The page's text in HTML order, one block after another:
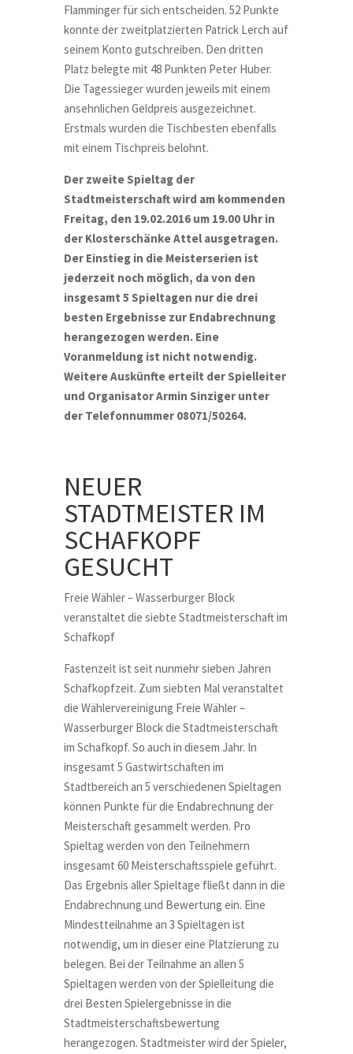
Flamminger für sich entscheiden. 52 Punkte
konnte der zweitplatzierten Patrick Lerch auf
seinem Konto gutschreiben. Den dritten
Platz belegte mit 48 Punkten Peter Huber.
Die Tagessieger wurden jeweils mit einem
ansehnlichen Geldpreis ausgezeichnet.
Erstmals wurden die Tischbesten ebenfalls
mit einem Tischpreis belohnt.
Der zweite Spieltag der
Stadtmeisterschaft wird am kommenden
Freitag, den 19.02.2016 um 19.00 Uhr in
der Klosterschänke Attel ausgetragen.
Der Einstieg in die Meisterserien ist
jederzeit noch möglich, da von den
insgesamt 5 Spieltagen nur die drei
besten Ergebnisse zur Endabrechnung
herangezogen werden. Eine
Voranmeldung ist nicht notwendig.
Weitere Auskünfte erteilt der Spielleiter
und Organisator Armin Sinziger unter
der Telefonnummer 08071/50264.
NEUER
STADTMEISTER IM
SCHAFKOPF
GESUCHT
Freie Wähler – Wasserburger Block
veranstaltet die siebte Stadtmeisterschaft im
Schafkopf
Fastenzeit ist seit nunmehr sieben Jahren
Schafkopfzeit. Zum siebten Mal veranstaltet
die Wählervereinigung Freie Wähler –
Wasserburger Block die Stadtmeisterschaft
im Schafkopf. So auch in diesem Jahr. In
insgesamt 5 Gastwirtschaften im
Stadtbereich an 5 verschiedenen Spieltagen
können Punkte für die Endabrechnung der
Meisterschaft gesammelt werden. Pro
Spieltag werden von den Teilnehmern
insgesamt 60 Meisterschaftsspiele geführt.
Das Ergebnis aller Spieltage fließt dann in die
Endabrechnung und Bewertung ein. Eine
Mindestteilnahme an 3 Spieltagen ist
notwendig, um in dieser eine Platzierung zu
belegen. Bei der Teilnahme an allen 5
Spieltagen werden von der Spielleitung die
drei Besten Spielergebnisse in die
Stadtmeisterschaftsbewertung
herangezogen. Stadtmeister wird der Spieler,